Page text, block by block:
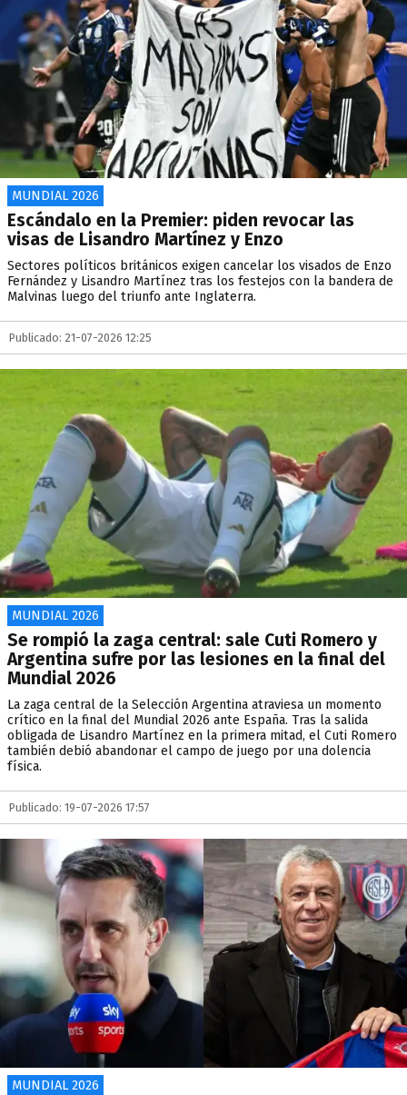
MUNDIAL 2026
Escándalo en la Premier: piden revocar las
visas de Lisandro Martínez y Enzo
Sectores políticos británicos exigen cancelar los visados de Enzo
Fernández y Lisandro Martínez tras los festejos con la bandera de
Malvinas luego del triunfo ante Inglaterra.
Publicado: 21-07-2026 12:25
MUNDIAL 2026
Se rompió la zaga central: sale Cuti Romero y
Argentina sufre por las lesiones en la final del
Mundial 2026
La zaga central de la Selección Argentina atraviesa un momento
crítico en la final del Mundial 2026 ante España. Tras la salida
obligada de Lisandro Martínez en la primera mitad, el Cuti Romero
también debió abandonar el campo de juego por una dolencia
física.
Publicado: 19-07-2026 17:57
MUNDIAL 2026